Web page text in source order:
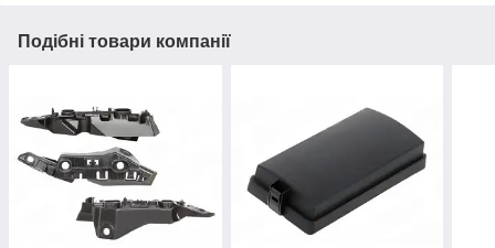
Подібні товари компанії